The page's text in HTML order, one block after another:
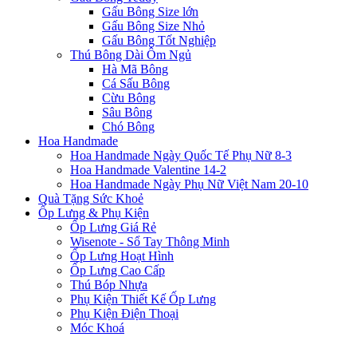
Gấu Bông Size lớn
Gấu Bông Size Nhỏ
Gấu Bông Tốt Nghiệp
Thú Bông Dài Ôm Ngủ
Hà Mã Bông
Cá Sấu Bông
Cừu Bông
Sâu Bông
Chó Bông
Hoa Handmade
Hoa Handmade Ngày Quốc Tế Phụ Nữ 8-3
Hoa Handmade Valentine 14-2
Hoa Handmade Ngày Phụ Nữ Việt Nam 20-10
Quà Tặng Sức Khoẻ
Ốp Lưng & Phụ Kiện
Ốp Lưng Giá Rẻ
Wisenote - Sổ Tay Thông Minh
Ốp Lưng Hoạt Hình
Ốp Lưng Cao Cấp
Thú Bóp Nhựa
Phụ Kiện Thiết Kế Ốp Lưng
Phụ Kiện Điện Thoại
Móc Khoá